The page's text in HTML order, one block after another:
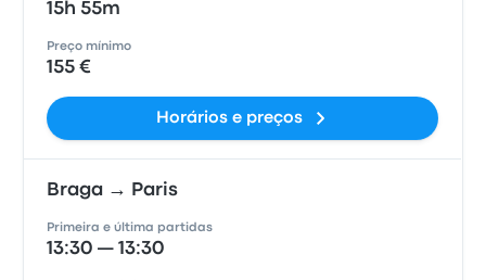
15h 55m
Preço mínimo
155 €
Horários e preços
Braga → Paris
Primeira e última partidas
13:30 — 13:30